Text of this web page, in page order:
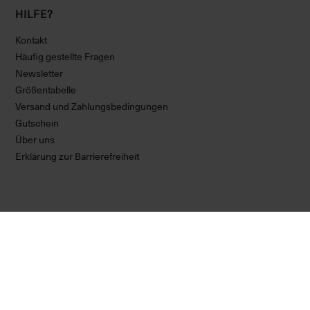
HILFE?
Kontakt
Häufig gestellte Fragen
Newsletter
Größentabelle
Versand und Zahlungsbedingungen
Gutschein
Über uns
Erklärung zur Barrierefreiheit